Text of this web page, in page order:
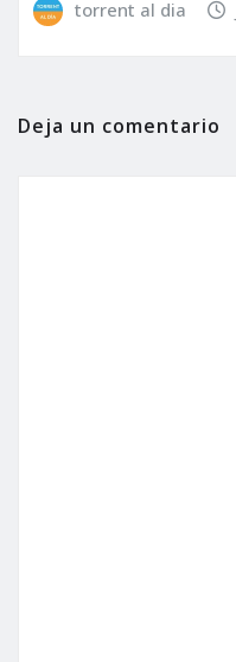
torrent al dia
Deja un comentario